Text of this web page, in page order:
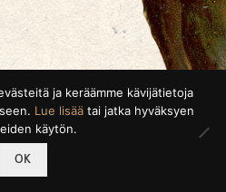
ja keräämme kävijätietoja
Lue lisää tai jatka hyväksyen
käytön.
OK